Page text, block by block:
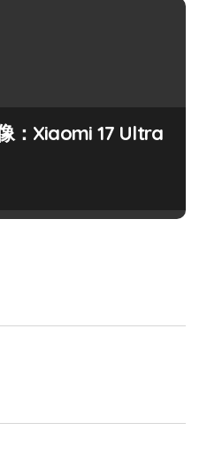
：Xiaomi 17 Ultra